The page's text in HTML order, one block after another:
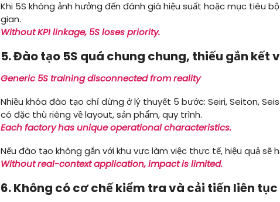
Khi 5S không ảnh hưởng đến đánh giá hiệu suất hoặc mục tiêu
gian.
Without KPI linkage, 5S loses priority.
5. Đào tạo 5S quá chung chung, thiếu gắn kết
Generic 5S training disconnected from reality
Nhiều khóa đào tạo chỉ dừng ở lý thuyết 5 bước: Seiri, Seiton,
có đặc thù riêng về layout, sản phẩm, quy trình.
Each factory has unique operational characteristics.
Nếu đào tạo không gắn với khu vực làm việc thực tế, hiệu quả sẽ
Without real-context application, impact is limited.
6. Không có cơ chế kiểm tra và cải tiến liên tục